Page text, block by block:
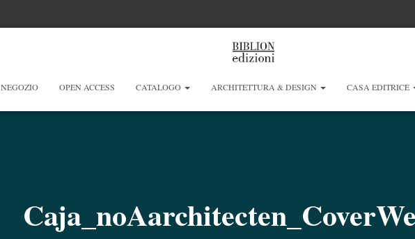
NEGOZIO OPEN ACCESS CATALOGO ARCHITETTURA & DESIGN CASA EDITRICE